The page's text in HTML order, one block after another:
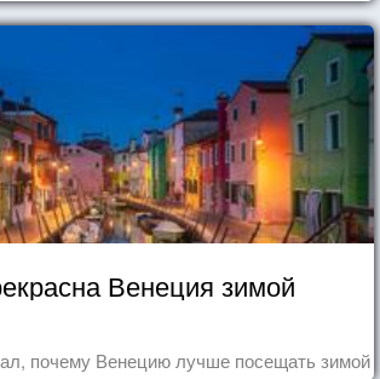
Венеция зимой
почему Венецию лучше посещать зимой